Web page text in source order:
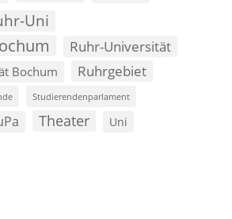
Uni
Ruhr-Universität
Bochum Ruhrgebiet
Studierendenparlament
Theater Uni